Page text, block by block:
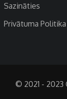
Sazināties
Privātuma Politika
© 2021 - 2023